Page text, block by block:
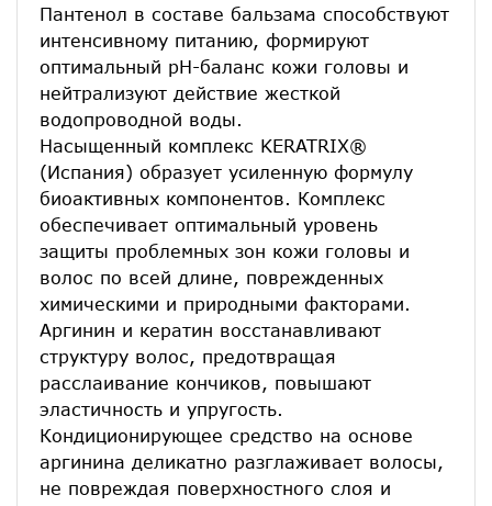
Пантенол в составе бальзама способствуют
интенсивному питанию, формируют
оптимальный pH-баланс кожи головы и
нейтрализуют действие жесткой
водопроводной воды.
Насыщенный комплекс KERATRIX®
(Испания) образует усиленную формулу
биоактивных компонентов. Комплекс
обеспечивает оптимальный уровень
защиты проблемных зон кожи головы и
волос по всей длине, поврежденных
химическими и природными факторами.
Аргинин и кератин восстанавливают
структуру волос, предотвращая
расслаивание кончиков, повышают
эластичность и упругость.
Кондиционирующее средство на основе
аргинина деликатно разглаживает волосы,
не повреждая поверхностного слоя и